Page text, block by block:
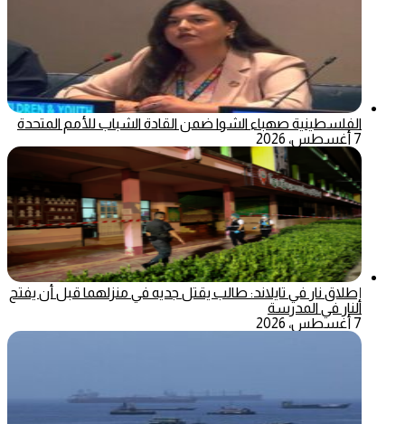
الفلسطينية صهباء الشوا ضمن القادة الشباب للأمم المتحدة
7 أغسطس، 2026
إطلاق نار في تايلاند: طالب يقتل جديه في منزلهما قبل أن يفتح
النار في المدرسة
7 أغسطس، 2026